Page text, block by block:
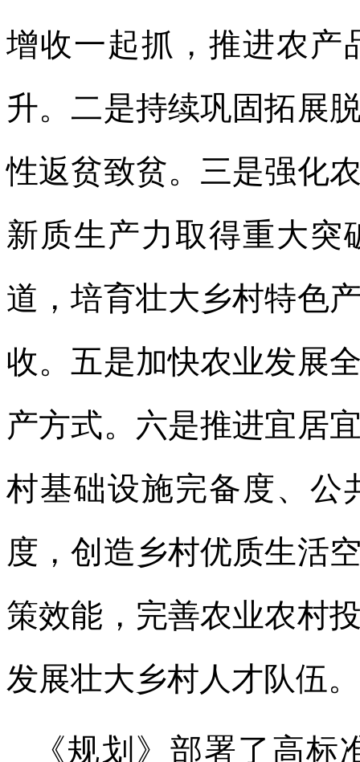
增收一起抓，推进农产
升。二是持续巩固拓展
性返贫致贫。三是强化
新质生产力取得重大突
道，培育壮大乡村特色
收。五是加快农业发展
产方式。六是推进宜居
村基础设施完备度、公
度，创造乡村优质生活
策效能，完善农业农村
发展壮大乡村人才队伍。
《规划》部署了高